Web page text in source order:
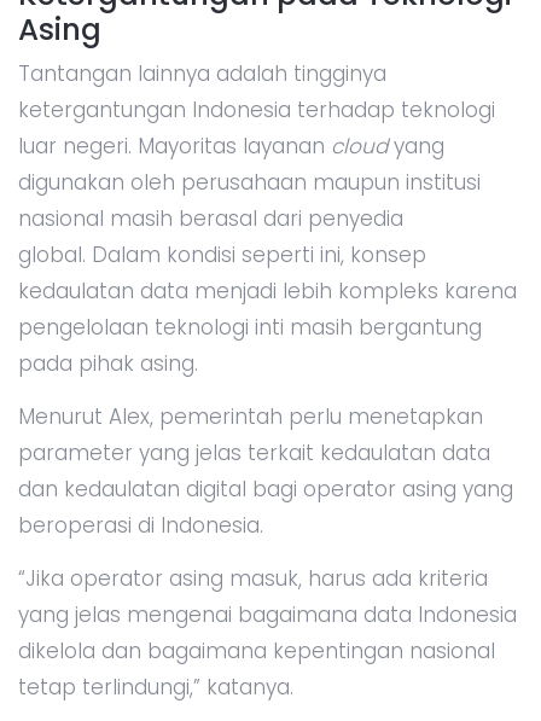
Asing
Tantangan lainnya adalah tingginya
ketergantungan Indonesia terhadap teknologi
luar negeri. Mayoritas layanan cloudyang
digunakan oleh perusahaan maupun institusi
nasional masih berasal dari penyedia
global. Dalam kondisi seperti ini, konsep
kedaulatan data menjadi lebih kompleks karena
pengelolaan teknologi inti masih bergantung
pada pihak asing.
Menurut Alex, pemerintah perlu menetapkan
parameter yang jelas terkait kedaulatan data
dan kedaulatan digital bagi operator asing yang
beroperasi di Indonesia.
“Jika operator asing masuk, harus ada kriteria
yang jelas mengenai bagaimana data Indonesia
dikelola dan bagaimana kepentingan nasional
tetap terlindungi,” katanya.